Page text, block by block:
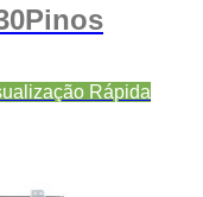
Rápida